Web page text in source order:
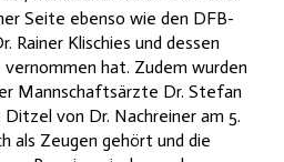
Seite ebenso wie den DFB-
Rainer Klischies und dessen
hat. Zudem wurden
Mannschaftsärzte Dr. Stefan
von Dr. Nachreiner am 5.
als Zeugen gehört und die